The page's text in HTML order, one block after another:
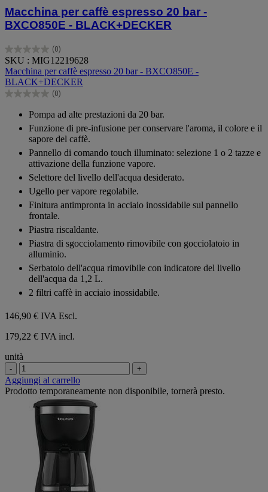
Macchina per caffè espresso 20 bar -
BXCO850E - BLACK+DECKER
(0)
0.0
su
5
stelle.
SKU : MIG12219628
Macchina per caffè espresso 20 bar - BXCO850E -
BLACK+DECKER
(0)
0.0
stelle.
Pompa ad alte prestazioni da 20 bar.
Funzione di pre-infusione per conservare l'aroma, il colore e il
sapore del caffè.
Pannello di comando touch illuminato: selezione 1 o 2 tazze e
attivazione della funzione vapore.
Selettore del livello dell'acqua desiderato.
Ugello per vapore regolabile.
Finitura antimpronta in acciaio inossidabile sul pannello
frontale.
Piastra riscaldante.
Piastra di sgocciolamento rimovibile con gocciolatoio in
alluminio.
Serbatoio dell'acqua rimovibile con indicatore del livello
dell'acqua da 1,2 L.
2 filtri caffè in acciaio inossidabile.
146,90 € IVA Escl.
179,22 € IVA incl.
unità
- +
Aggiungi al carrello
Prodotto temporaneamente non disponibile, tornerà presto.